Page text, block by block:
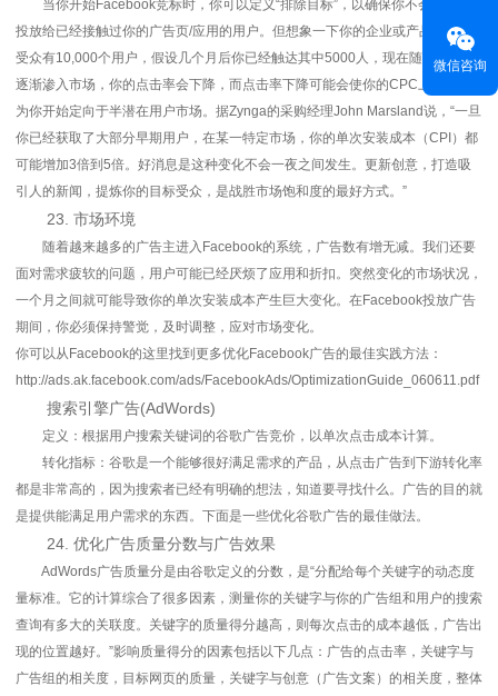
当你开始Facebook竞标时，你可以定义“排除目标”，以确保你不会把广告
投放给已经接触过你的广告页/应用的用户。但想象一下你的企业或产品的潜在
受众有10,000个用户，假设几个月后你已经触达其中5000人，现在随着你继续
逐渐渗入市场，你的点击率会下降，而点击率下降可能会使你的CPC上升，因
为你开始定向于半潜在用户市场。据Zynga的采购经理John Marsland说，“一旦
你已经获取了大部分早期用户，在某一特定市场，你的单次安装成本（CPI）都
可能增加3倍到5倍。好消息是这种变化不会一夜之间发生。更新创意，打造吸
引人的新闻，提炼你的目标受众，是战胜市场饱和度的最好方式。”
23. 市场环境
随着越来越多的广告主进入Facebook的系统，广告数有增无减。我们还要
面对需求疲软的问题，用户可能已经厌烦了应用和折扣。突然变化的市场状况，
一个月之间就可能导致你的单次安装成本产生巨大变化。在Facebook投放广告
期间，你必须保持警觉，及时调整，应对市场变化。
你可以从Facebook的这里找到更多优化Facebook广告的最佳实践方法：
http://ads.ak.facebook.com/ads/FacebookAds/OptimizationGuide_060611.pdf
搜索引擎广告(AdWords)
定义：根据用户搜索关键词的谷歌广告竞价，以单次点击成本计算。
转化指标：谷歌是一个能够很好满足需求的产品，从点击广告到下游转化率
都是非常高的，因为搜索者已经有明确的想法，知道要寻找什么。广告的目的就
是提供能满足用户需求的东西。下面是一些优化谷歌广告的最佳做法。
24. 优化广告质量分数与广告效果
AdWords广告质量分是由谷歌定义的分数，是“分配给每个关键字的动态度
量标准。它的计算综合了很多因素，测量你的关键字与你的广告组和用户的搜索
查询有多大的关联度。关键字的质量得分越高，则每次点击的成本越低，广告出
现的位置越好。”影响质量得分的因素包括以下几点：广告的点击率，关键字与
广告组的相关度，目标网页的质量，关键字与创意（广告文案）的相关度，整体
微信咨询